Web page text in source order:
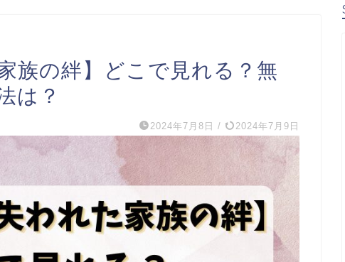
族の絆】どこで見れる？無
は？
2024年7月8日 / 2024年7月9日